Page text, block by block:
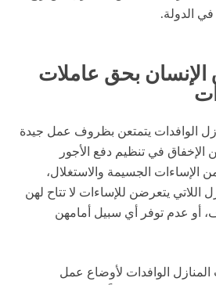
في الدولة.
الإنسان بحق عاملات
الوافدات يتمتعن بظروف عمل جيدة
الإخفاق في تنظيم دفع الأجور
الإساءات الجسيمة والاستغلال،
اللاتي يتعرضن للإساءات لا تتاح لهن
أو عدم توفر أي سبيل أمامهن
الوافدات لأوضاع عمل